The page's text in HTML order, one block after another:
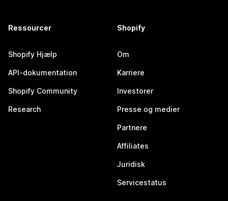
Ressourcer
Shopify Hjælp
API-dokumentation
Shopify Community
Research
Shopify
Om
Karriere
Investorer
Presse og medier
Partnere
Affiliates
Juridisk
Servicestatus